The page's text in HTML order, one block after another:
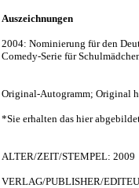
Auszeichnungen
2004: Nominierung für den
Comedy-Serie für
Original-Autogramm; Original
*Sie erhalten das hier
ALTER/ZEIT/STEMPEL: 2009
VERLAG/PUBLISHER/